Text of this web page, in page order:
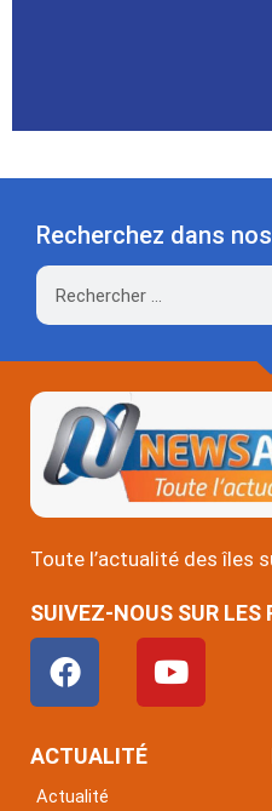
Recherchez dans
Rechercher
Toute l’actualité des îles
SUIVEZ-NOUS SUR LES
F
a
c
e
Y
o
u
ACTUALITÉ
Actualité